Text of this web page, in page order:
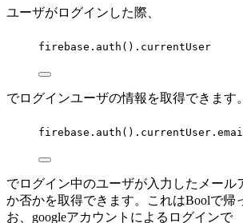
ユーザがログインした際、
firebase . auth () . currentUser
でログインユーザの情報を取得できます
firebase . auth () . currentUser .
でログイン中のユーザが入力したメール
か否かを取得できます。これはBoolで帰
お、googleアカウントによるログインで